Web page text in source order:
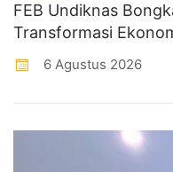
FEB Undiknas
Transformasi
6 Agustus 2026